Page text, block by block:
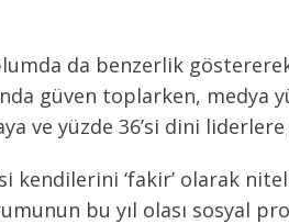
da benzerlik
güven toplarken, medya
ve yüzde 36’si dini
kendilerini ‘fakir’ olarak
bu yıl olası sosyal